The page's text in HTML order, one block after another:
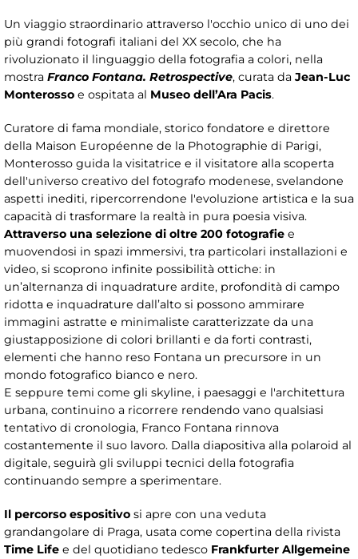
Un viaggio straordinario attraverso l'occhio unico di uno dei
più grandi fotografi italiani del XX secolo, che ha
rivoluzionato il linguaggio della fotografia a colori, nella
mostra Franco Fontana. Retrospective, curata da Jean-Luc
Monterosso e ospitata al Museo dell’Ara Pacis.
Curatore di fama mondiale, storico fondatore e direttore
della Maison Européenne de la Photographie di Parigi,
Monterosso guida la visitatrice e il visitatore alla scoperta
dell'universo creativo del fotografo modenese, svelandone
aspetti inediti, ripercorrendone l'evoluzione artistica e la sua
capacità di trasformare la realtà in pura poesia visiva.
Attraverso una selezione di oltre 200 fotografie e
muovendosi in spazi immersivi, tra particolari installazioni e
video, si scoprono infinite possibilità ottiche: in
un’alternanza di inquadrature ardite, profondità di campo
ridotta e inquadrature dall’alto si possono ammirare
immagini astratte e minimaliste caratterizzate da una
giustapposizione di colori brillanti e da forti contrasti,
elementi che hanno reso Fontana un precursore in un
mondo fotografico bianco e nero.
E seppure temi come gli skyline, i paesaggi e l'architettura
urbana, continuino a ricorrere rendendo vano qualsiasi
tentativo di cronologia, Franco Fontana rinnova
costantemente il suo lavoro. Dalla diapositiva alla polaroid al
digitale, seguirà gli sviluppi tecnici della fotografia
continuando sempre a sperimentare.
Il percorso espositivo si apre con una veduta
grandangolare di Praga, usata come copertina della rivista
Time Life e del quotidiano tedesco Frankfurter Allgemeine